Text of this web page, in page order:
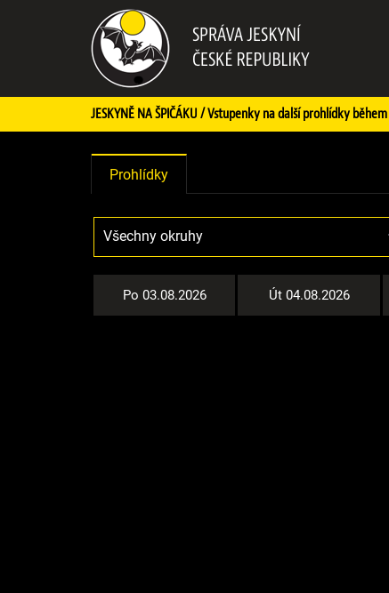
JESKYNĚ NA ŠPIČÁKU / Vstupenky na další prohlídky během
Prohlídky
Po 03.08.2026 Út 04.08.2026